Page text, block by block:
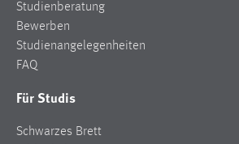
Studienberatung
Bewerben
Studienangelegenheiten
FAQ
Für Studis
Schwarzes Brett